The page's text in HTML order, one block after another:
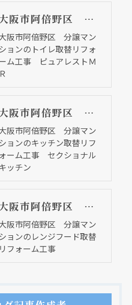
大阪市阿倍野区 分譲マンションのトイレ取替リフォーム工事 ピュアレストＭＲ
阪市阿倍野区 分譲マン
ションのトイレ取替リフォ
ム工事 ピュアレストＭ
Ｒ
大阪市阿倍野区 分譲マンションのキッチン取替リフォーム工事 セクショナルキッチン
阪市阿倍野区 分譲マン
ションのキッチン取替リフ
ォーム工事 セクショナル
ッチン
大阪市阿倍野区 分譲マンションのレンジフード取替リフォーム工事
阪市阿倍野区 分譲マン
ションのレンジフード取替
リフォーム工事